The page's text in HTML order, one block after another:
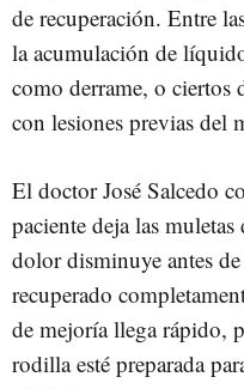
de recuperación. Entre
la acumulación de
como derrame, o ciertos
con lesiones previas del
El doctor José Salcedo
paciente deja las
dolor disminuye antes
recuperado
de mejoría llega rápido,
rodilla esté preparada